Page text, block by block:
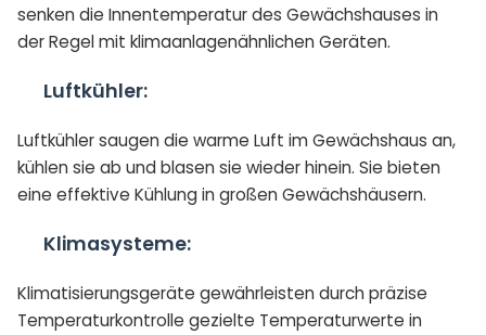
senken die Innentemperatur des Gewächshauses in
der Regel mit klimaanlagenähnlichen Geräten.
Luftkühler:
Luftkühler saugen die warme Luft im Gewächshaus an,
kühlen sie ab und blasen sie wieder hinein. Sie bieten
eine effektive Kühlung in großen Gewächshäusern.
Klimasysteme:
Klimatisierungsgeräte gewährleisten durch präzise
Temperaturkontrolle gezielte Temperaturwerte in